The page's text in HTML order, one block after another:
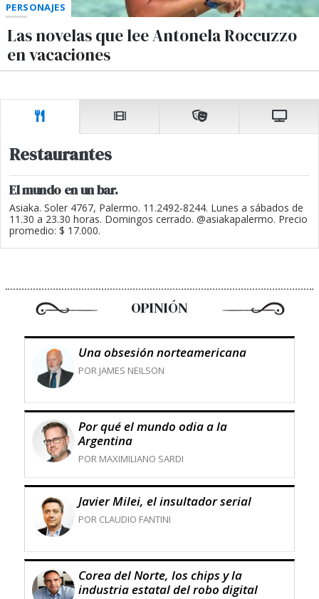
PERSONAJES
Las novelas que lee Antonela Roccuzzo
en vacaciones
Restaurantes
El mundo en un bar.
Asiaka. Soler 4767, Palermo. 11.2492-8244. Lunes a sábados de
11.30 a 23.30 horas. Domingos cerrado. @asiakapalermo. Precio
promedio: $ 17.000.
OPINIÓN
Una obsesión norteamericana
POR JAMES NEILSON
Por qué el mundo odia a la
Argentina
POR MAXIMILIANO SARDI
Javier Milei, el insultador serial
POR CLAUDIO FANTINI
Corea del Norte, los chips y la
industria estatal del robo digital